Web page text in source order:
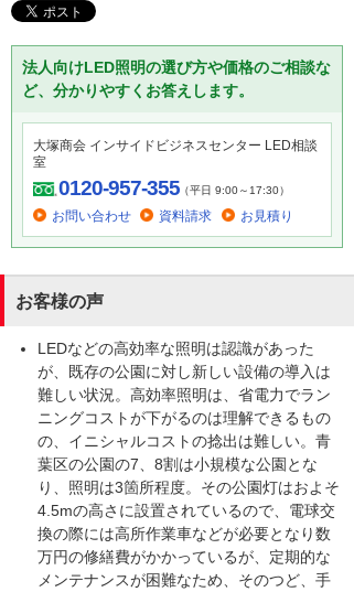
法人向けLED照明の選び方や価格のご相談な
ど、分かりやすくお答えします。
大塚商会 インサイドビジネスセンター LED相談
室
0120-957-355（平日 9:00～17:30）
お問い合わせ 資料請求 お見積り
お客様の声
LEDなどの高効率な照明は認識があった
が、既存の公園に対し新しい設備の導入は
難しい状況。高効率照明は、省電力でラン
ニングコストが下がるのは理解できるもの
の、イニシャルコストの捻出は難しい。青
葉区の公園の7、8割は小規模な公園とな
り、照明は3箇所程度。その公園灯はおよそ
4.5mの高さに設置されているので、電球交
換の際には高所作業車などが必要となり数
万円の修繕費がかかっているが、定期的な
メンテナンスが困難なため、そのつど、手